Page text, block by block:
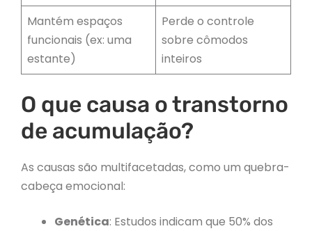
Mantém espaços
funcionais (ex: uma
estante)
Perde o controle
sobre cômodos
inteiros
O que causa o transtorno
de acumulação?
As causas são multifacetadas, como um quebra-
cabeça emocional:
Genética: Estudos indicam que 50% dos